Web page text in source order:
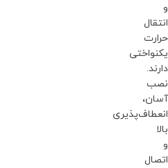
و
انتقال
حرارت
یکنواختی
دارند.
نصب
آسان،
انعطاف‌پذیری
بالا
و
اتصال